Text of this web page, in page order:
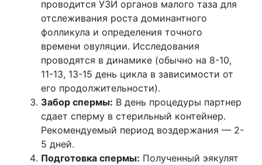
проводится УЗИ органов малого таза для
отслеживания роста доминантного
фолликула и определения точного
времени овуляции. Исследования
проводятся в динамике (обычно на 8-10,
11-13, 13-15 день цикла в зависимости от
его продолжительности).
Забор спермы: В день процедуры партнер
сдает сперму в стерильный контейнер.
Рекомендуемый период воздержания — 2-
5 дней.
Подготовка спермы: Полученный эякулят